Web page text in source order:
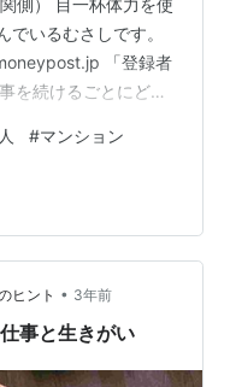
でいるむさしです。
「登録者
を続けるごとにどん
いい影響なのでし
いう人もいますか
『いつもありがと
ーションにつながっ
会長の下田雅美さん
#マンション
ヒント • 3年前
事と生きがい